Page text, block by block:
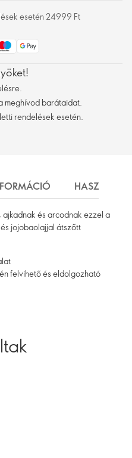
esetén 24999 Ft
meghívod barátaidat.
rendelések esetén.
HASZNÁLAT
és arcodnak ezzel a
jojobaolajjal átszőtt
felvihető és eldolgozható